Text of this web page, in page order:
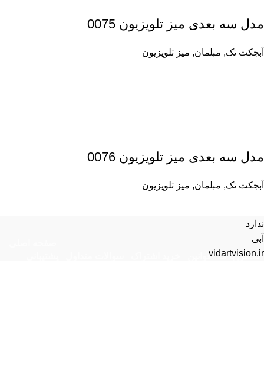
مدل سه بعدی میز تلویزیون 0075
آبجکت تک, مبلمان, میز تلویزیون
مدل سه بعدی میز تلویزیون 0076
آبجکت تک, مبلمان, میز تلویزیون
ندارد
آبی
vidartvision.ir
تماس با ما
قوانین